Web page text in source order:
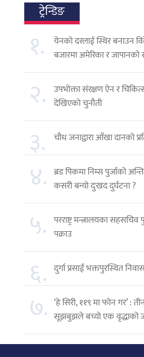
ट्रेन्डिङ
१.
येनको दरलाई स्थिर बनाउन
बजारमा अमेरिका र
२. उपभोक्ता संरक्षण ऐन र
देखिएको चुनौती
३. चौध जनाद्वारा आँखा दानको
४. ब्रड पिकमा निम्स पुर्जाको
कसरी बन्यो दुःखद दुर्घटना ?
५. परराष्ट्र मन्त्रालयका सहसचिव
पक्राउ
६. दुर्गा प्रसाईं भक्तपुरस्थित
७. ‘हे सिरी, ११९ मा फोन गर’ :
सूझबुझले बच्यो एक वृद्धाको